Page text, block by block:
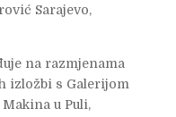
Sarajevo,
na razmjenama
izložbi s Galerijom
u Puli,